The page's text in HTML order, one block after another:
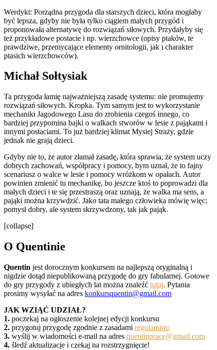
Werdykt: Porządna przygoda dla starszych dzieci, która mogłaby
być lepsza, gdyby nie była tylko ciągiem małych przygód i
proponowała alternatywę do rozwiązań siłowych. Przydałyby się
też przykładowe postacie i np. wierzchowce (opisy ptaków, te
prawdziwe, przemycające elementy ornitologii, jak i charakter
ptasich wierzchowców).
Michał Sołtysiak
Ta przygoda łamię najważniejszą zasadę systemu: nie promujemy
rozwiązań siłowych. Kropka. Tym samym jest to wykorzystanie
mechaniki Jagodowego Lasu do zrobienia czegoś innego, co
bardziej przypomina bajki o walkach stworów w lesie z pająkami i
innymi postaciami. To już bardziej klimat Mysiej Straży, gdzie
jednak nie grają dzieci.
Gdyby nie to, że autor złamał zasadę, która sprawia, że system uczy
dobrych zachowań, współpracy i pomocy, bym uznał, że to fajny
scenariusz o walce w lesie i pomocy wróżkom w opałach. Autor
powinien zmienić tu mechanikę, bo jeszcze ktoś to poprowadzi dla
małych dzieci i te się przestraszą oraz uznają, że walka ma sens, a
pająki można krzywdzić. Jako tata małego człowieka mówię więc:
pomysł dobry, ale system skrzywdzony, tak jak pająk.
[collapse]
O Quentinie
Quentin jest dorocznym konkursem na najlepszą oryginalną i
nigdzie dotąd niepublikowaną przygodę do gry fabularnej. Gotowe
do gry przygody z ubiegłych lat można znaleźć tutaj. Pytania
prosimy wysyłać na adres konkursquentin@gmail.com
JAK WZIĄĆ UDZIAŁ?
1. poczekaj na ogłoszenie kolejnej edycji konkursu
2. przygotuj przygodę zgodnie z zasadami regulaminu
3. wyślij w wiadomości e-mail na adres quentinprace@gmail.com
4. śledź aktualizacje i czekaj na rozstrzygnięcie!